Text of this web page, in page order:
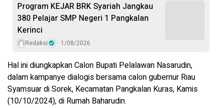
Program KEJAR BRK Syariah Jangkau
380 Pelajar SMP Negeri 1 Pangkalan
Kerinci
Redaksi 1/08/2026
Hal ini diungkapkan Calon Bupati Pelalawan Nasarudin,
dalam kampanye dialogis bersama calon gubernur Riau
Syamsuar di Sorek, Kecamatan Pangkalan Kuras, Kamis
(10/10/2024), di Rumah Baharudin.